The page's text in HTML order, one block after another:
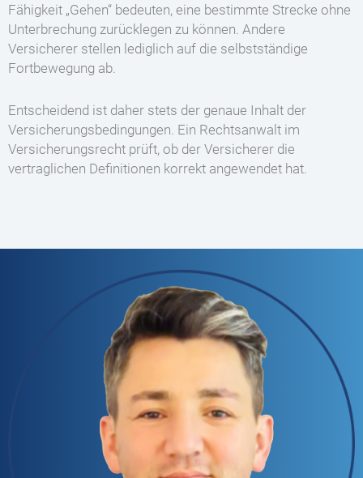
Fähigkeit „Gehen“ bedeuten, eine bestimmte Strecke ohne
Unterbrechung zurücklegen zu können. Andere
Versicherer stellen lediglich auf die selbstständige
Fortbewegung ab.
Entscheidend ist daher stets der genaue Inhalt der
Versicherungsbedingungen. Ein Rechtsanwalt im
Versicherungsrecht prüft, ob der Versicherer die
vertraglichen Definitionen korrekt angewendet hat.